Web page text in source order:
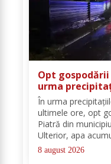
Opt
urma
ultimele ore
În urma
ultimele ore, opt
Piatră din
Ulterior, apa
pe carosabil.
din cadrul
8 august 2026